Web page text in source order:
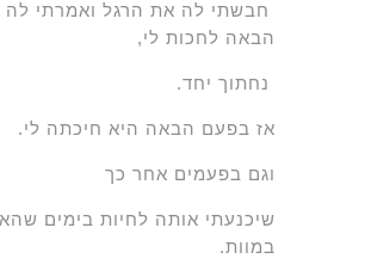
חבשתי לה את הרגל ואמרתי לה
הבאה לחכות לי,
נחתוך יחד.
אז בפעם הבאה היא חיכתה לי.
וגם בפעמים אחר כך
שיכנעתי אותה לחיות בימים
במוות.